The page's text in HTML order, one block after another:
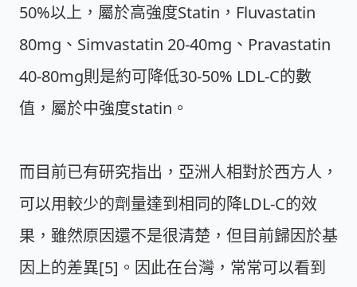
50%以上，屬於高強度Statin，Fluvastatin
80mg、Simvastatin 20-40mg、Pravastatin
40-80mg則是約可降低30-50% LDL-C的數
值，屬於中強度statin。
而目前已有研究指出，亞洲人相對於西方人，
可以用較少的劑量達到相同的降LDL-C的效
果，雖然原因還不是很清楚，但目前歸因於基
因上的差異[5]。因此在台灣，常常可以看到